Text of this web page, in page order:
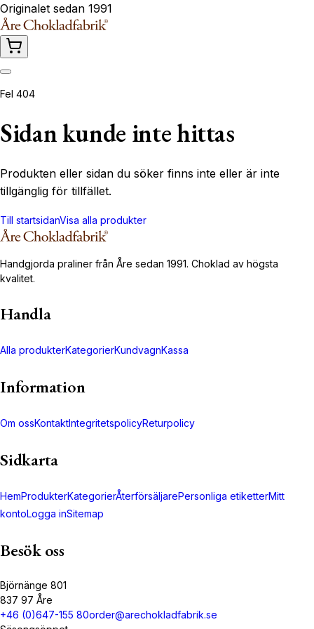
Originalet sedan 1991
Fel 404
Sidan kunde inte hittas
Produkten eller sidan du söker finns inte eller är inte
tillgänglig för tillfället.
Till startsidanVisa alla produkter
Handgjorda praliner från Åre sedan 1991. Choklad av högsta
kvalitet.
Handla
Alla produkterKategorierKundvagnKassa
Information
Om ossKontaktIntegritetspolicyReturpolicy
Sidkarta
HemProdukterKategorierÅterförsäljarePersonliga etiketterMitt
kontoLogga inSitemap
Besök oss
Björnänge 801
837 97 Åre
+46 (0)647-155 80order@arechokladfabrik.se